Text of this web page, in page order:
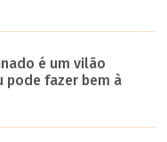
é um vilão
pode fazer bem à